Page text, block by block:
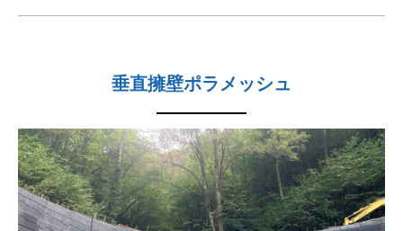
垂直擁壁ポラメッシュ